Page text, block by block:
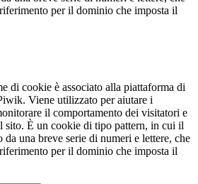
per il dominio che imposta il
di cookie è associato alla piattaforma di
Viene utilizzato per aiutare i
il comportamento dei visitatori e
sito. È un cookie di tipo pattern, in cui il
da una breve serie di numeri e lettere, che
per il dominio che imposta il